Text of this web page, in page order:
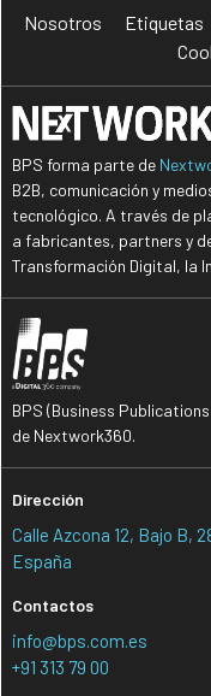
Nosotros Etiquetas
BPS forma parte de
B2B, comunicación y
tecnológico. A través de
a fabricantes, partners y
Transformación Digital, la
BPS (Business
de Nextwork360.
Dirección
Calle Azcona 12, Bajo B,
España
Contactos
info@bps.com.es
+91 313 79 00